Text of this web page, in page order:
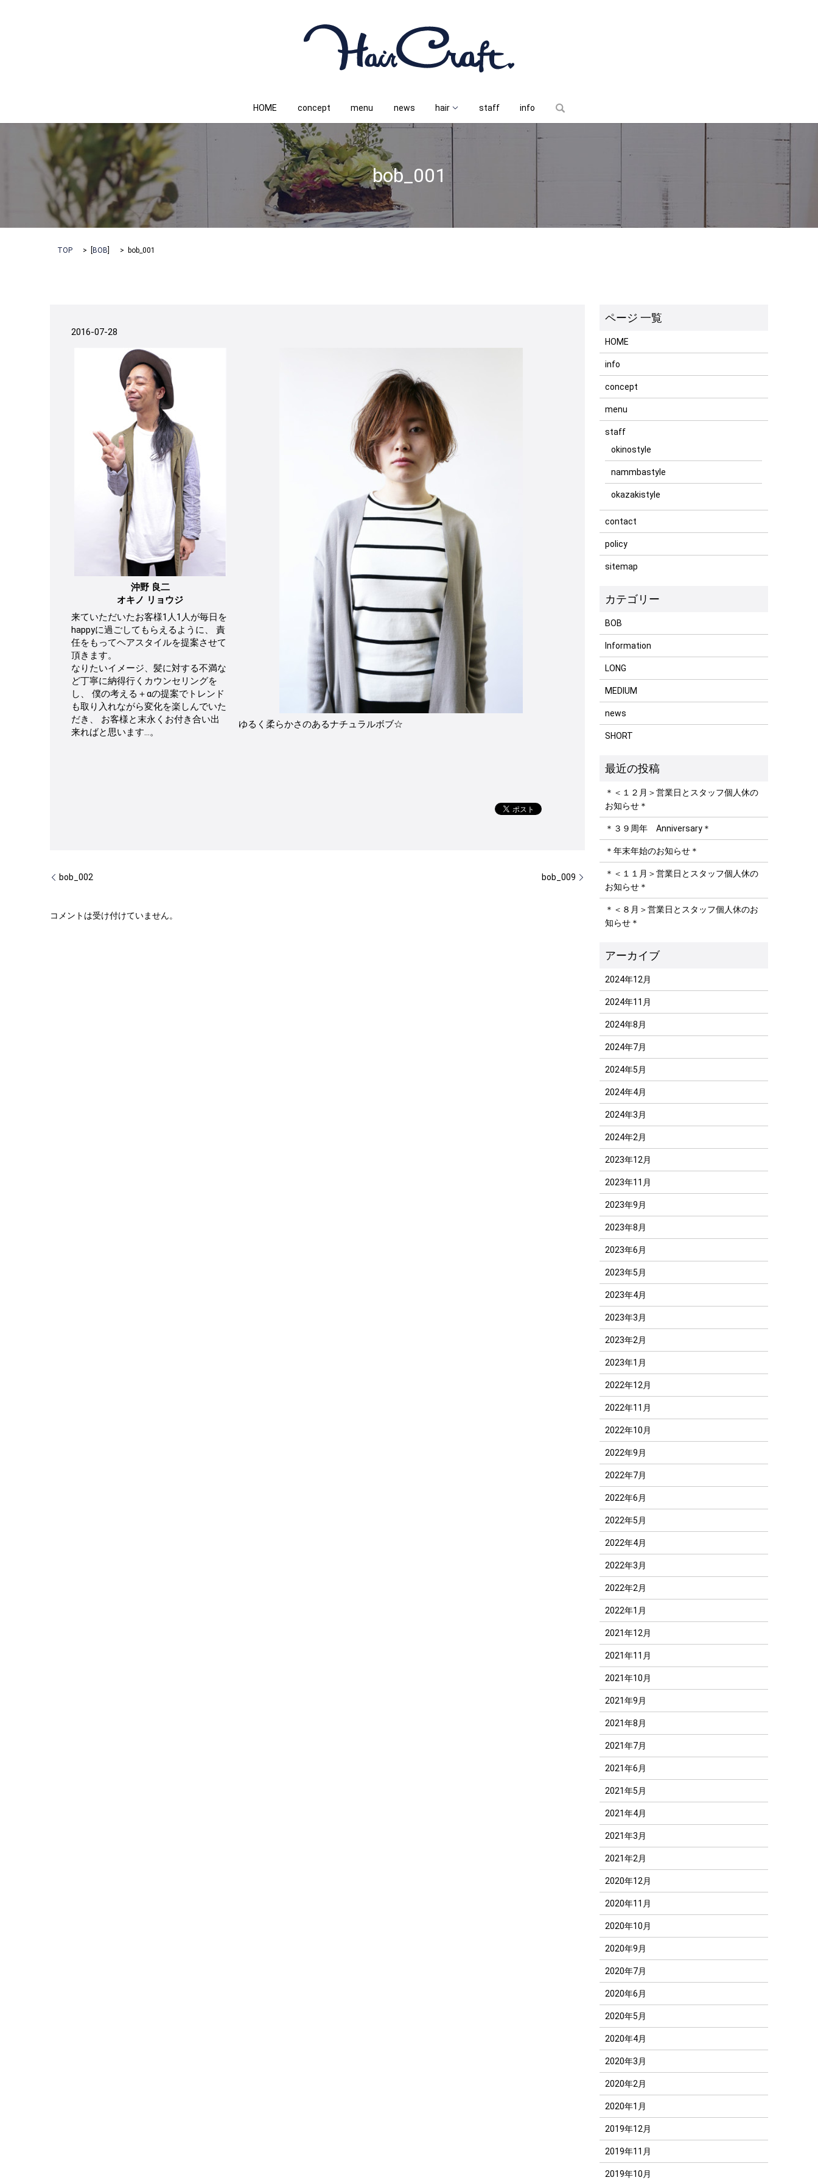
HOME concept menu news hair staff info
bob_001
TOP BOB bob_001
2016-07-28
沖野 良二
オキノ リョウジ
来ていただいたお客様1人1人が毎日を
happyに過ごしてもらえるように、 責
任をもってヘアスタイルを提案させて
頂きます。
なりたいイメージ、髪に対する不満な
ど丁寧に納得行くカウンセリングを
し、 僕の考える＋αの提案でトレンド
も取り入れながら変化を楽しんでいた
だき、 お客様と末永くお付き合い出
来ればと思います…。
ゆるく柔らかさのあるナチュラルボブ☆
bob_002 bob_009
コメントは受け付けていません。
HOME
info
concept
menu
staff
okinostyle
nammbastyle
okazakistyle
contact
policy
sitemap
BOB
Information
LONG
MEDIUM
news
SHORT
＊＜１２月＞営業日とスタッフ個人休の
お知らせ＊
＊３９周年 Anniversary＊
＊年末年始のお知らせ＊
＊＜１１月＞営業日とスタッフ個人休の
お知らせ＊
＊＜８月＞営業日とスタッフ個人休のお
知らせ＊
2024年12月
2024年11月
2024年8月
2024年7月
2024年5月
2024年4月
2024年3月
2024年2月
2023年12月
2023年11月
2023年9月
2023年8月
2023年6月
2023年5月
2023年4月
2023年3月
2023年2月
2023年1月
2022年12月
2022年11月
2022年10月
2022年9月
2022年7月
2022年6月
2022年5月
2022年4月
2022年3月
2022年2月
2022年1月
2021年12月
2021年11月
2021年10月
2021年9月
2021年8月
2021年7月
2021年6月
2021年5月
2021年4月
2021年3月
2021年2月
2020年12月
2020年11月
2020年10月
2020年9月
2020年7月
2020年6月
2020年5月
2020年4月
2020年3月
2020年2月
2020年1月
2019年12月
2019年11月
2019年10月